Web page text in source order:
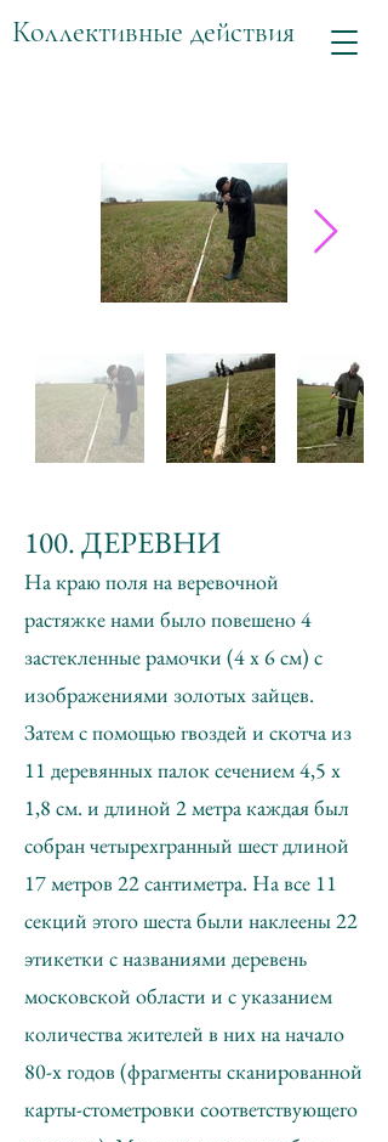
Коллективные действия
100. ДЕРЕВНИ
На краю поля на веревочной
растяжке нами было повешено 4
застекленные рамочки (4 х 6 см) с
изображениями золотых зайцев.
Затем с помощью гвоздей и скотча из
11 деревянных палок сечением 4,5 х
1,8 см. и длиной 2 метра каждая был
собран четырехгранный шест длиной
17 метров 22 сантиметра. На все 11
секций этого шеста были наклеены 22
этикетки с названиями деревень
московской области и с указанием
количества жителей в них на начало
80-х годов (фрагменты сканированной
карты-стометровки соответствующего